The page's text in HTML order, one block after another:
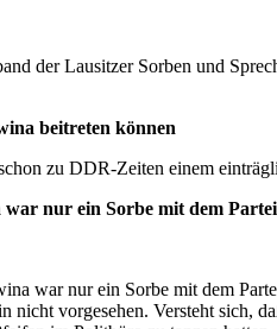
der Lausitzer Sorben und
beitreten können
zu DDR-Zeiten einem
nur ein Sorbe mit dem
war nur ein Sorbe mit dem
nicht vorgesehen. Versteht sich,